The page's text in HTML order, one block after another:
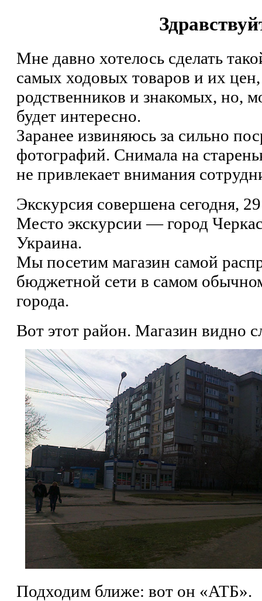
Мне давно хотелось сделать
самых ходовых товаров и их
родственников и знакомых, но,
будет интересно.
Заранее извиняюсь за сильно
фотографий. Снимала на
не привлекает внимания
Экскурсия совершена сегодня,
Место экскурсии — город
Украина.
Мы посетим магазин самой
бюджетной сети в самом
города.
Вот этот район. Магазин видно
Подходим ближе: вот он «АТБ».